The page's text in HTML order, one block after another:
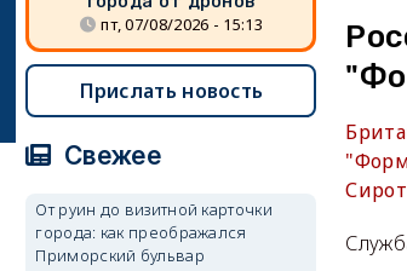
пт, 07/08/2026 - 15:13
Прислать новость
Свежее
От руин до визитной карточки
города: как преображался
Приморский бульвар